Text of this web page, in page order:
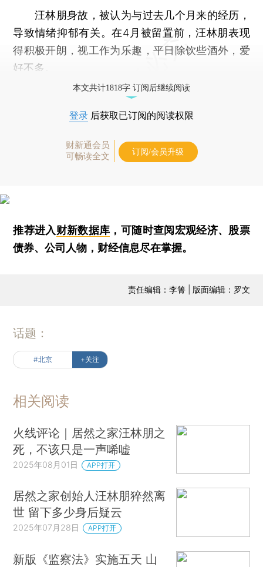
汪林朋身故，被认为与过去几个月来的经历，
导致情绪抑郁有关。在4月被留置前，汪林朋表现
得积极开朗，视工作为乐趣，平日除饮些酒外，爱
好不多。
本文共计1818字 订阅后继续阅读
登录 后获取已订阅的阅读权限
财新通会员
可畅读全文
订阅/会员升级
推荐进入财新数据库 ，可随时查阅宏观经济、股票
债券、公司人物，财经信息尽在掌握。
责任编辑：李箐 | 版面编辑：罗文
话题：
#北京 +关注
相关阅读
火线评论｜居然之家汪林朋之
死，不该只是一声唏嘘
2025年08月01日 APP打开
居然之家创始人汪林朋猝然离
世 留下多少身后疑云
2025年07月28日 APP打开
新版《监察法》实施五天 山